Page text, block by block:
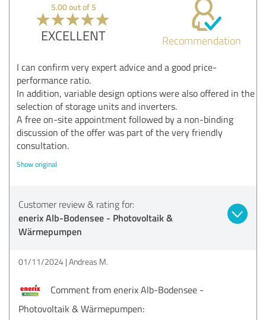
5.00 out of 5
EXCELLENT Recommendation
I can confirm very expert advice and a good price-
performance ratio.
In addition, variable design options were also offered in the
selection of storage units and inverters.
A free on-site appointment followed by a non-binding
discussion of the offer was part of the very friendly
consultation.
Show original
Customer review & rating for:
enerix Alb-Bodensee - Photovoltaik &
Wärmepumpen
01/11/2024 Andreas M.
Comment from enerix Alb-Bodensee -
Photovoltaik & Wärmepumpen: